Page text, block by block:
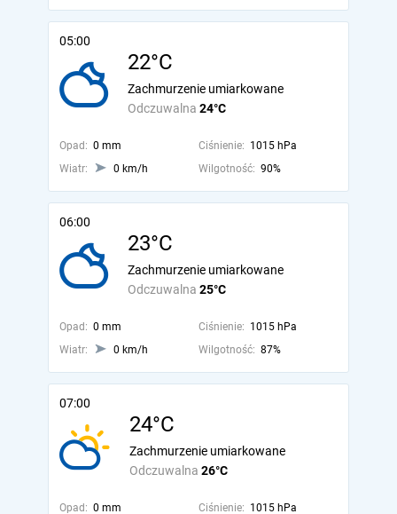
05:00
22°C
Odczuwalna 24°C
Zachmurzenie umiarkowane
Opad: 0 mm Ciśnienie: 1015 hPa
Wiatr:
0 km/h Wilgotność: 90%
06:00
23°C
Odczuwalna 25°C
Zachmurzenie umiarkowane
Opad: 0 mm Ciśnienie: 1015 hPa
Wiatr:
0 km/h Wilgotność: 87%
07:00
24°C
Odczuwalna 26°C
Zachmurzenie umiarkowane
Opad: 0 mm Ciśnienie: 1015 hPa